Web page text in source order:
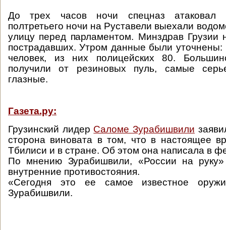
До трех часов ночи спецназ атаковал
полтретьего ночи на Руставели выехали
улицу перед парламентом. Минздрав Грузии
пострадавших. Утром данные были уточнены:
человек, из них полицейских 80.
получили от резиновых пуль, самые
глазные.
Газета.ру:
Грузинский лидер Саломе Зурабишвили
сторона виновата в том, что в настоящее
Тбилиси и в стране. Об этом она написала в
По мнению Зурабишвили, «России на
внутренние противостояния.
«Сегодня это ее самое известное
Зурабишвили.